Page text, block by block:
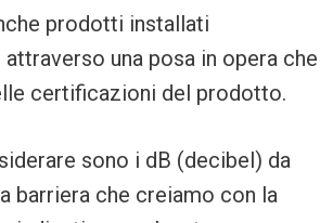
prodotti installati
una posa in opera che
certificazioni del prodotto.
sono i dB (decibel) da
barriera che creiamo con la